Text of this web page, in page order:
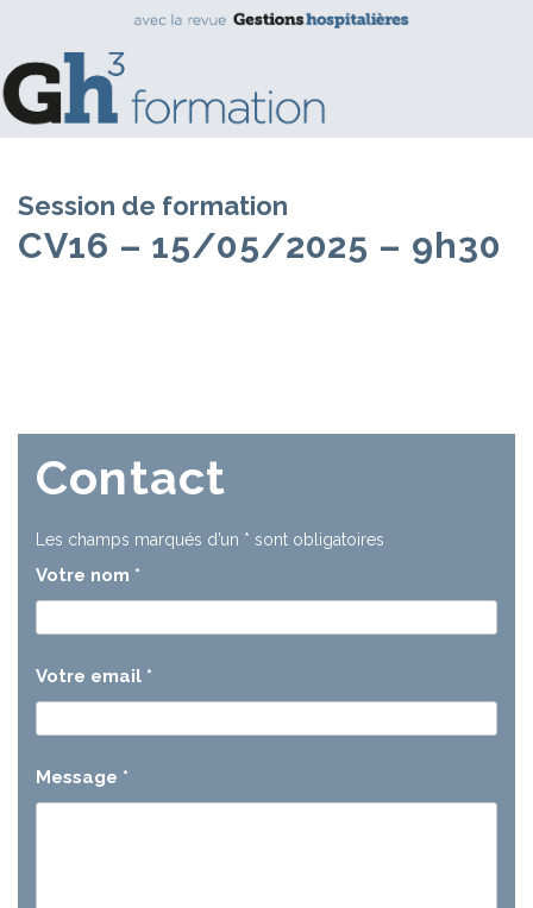
Session de formation
CV16 – 15/05/2025 – 9h30
Contact
Les champs marqués d’un * sont obligatoires
Votre nom *
Votre email *
Message *